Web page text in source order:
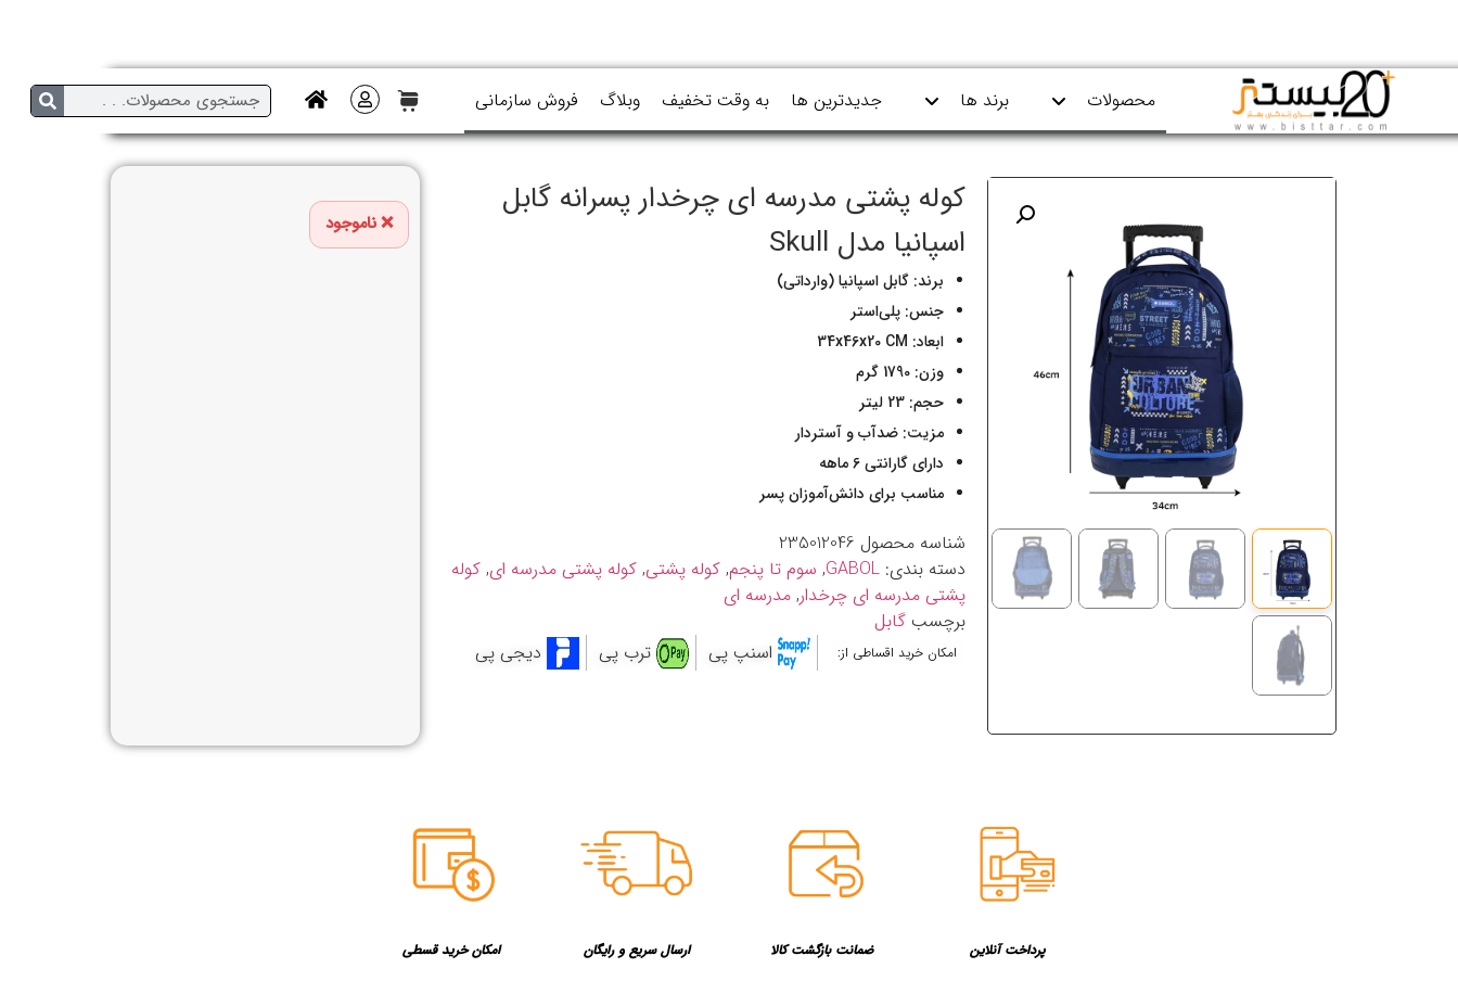
محصولات برند ها جدیدترین ها به وقت تخفیف وبلاگ فروش سازمانی
کوله پشتی مدرسه ای چرخدار پسرانه گابل
اسپانیا مدل Skull
برند: گابل اسپانیا (وارداتی)
جنس: پلی‌استر
ابعاد: 34x46x20 CM
وزن: 1790 گرم
حجم: 23 لیتر
مزیت: ضدآب و آستردار
دارای گارانتی 6 ماهه
مناسب برای دانش‌آموزان پسر
شناسه محصول 235012046
دسته بندی: GABOL
, سوم تا پنجم, کوله پشتی, کوله پشتی مدرسه ای, کوله
پشتی مدرسه ای چرخدار, مدرسه ای
برچسب گابل
امکان خرید اقساطی از: اسنپ پی ترب پی دیجی پی
ناموجود
پرداخت آنلاین ضمانت بازگشت کالا ارسال سریع و رایگان امکان خرید قسطی